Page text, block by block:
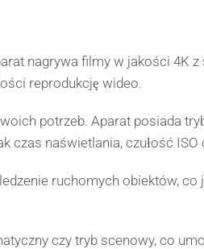
nagrywa filmy w jakości 4K z
reprodukcję wideo.
potrzeb. Aparat posiada
czas naświetlania, czułość ISO
ruchomych obiektów, co
czy tryb scenowy, co